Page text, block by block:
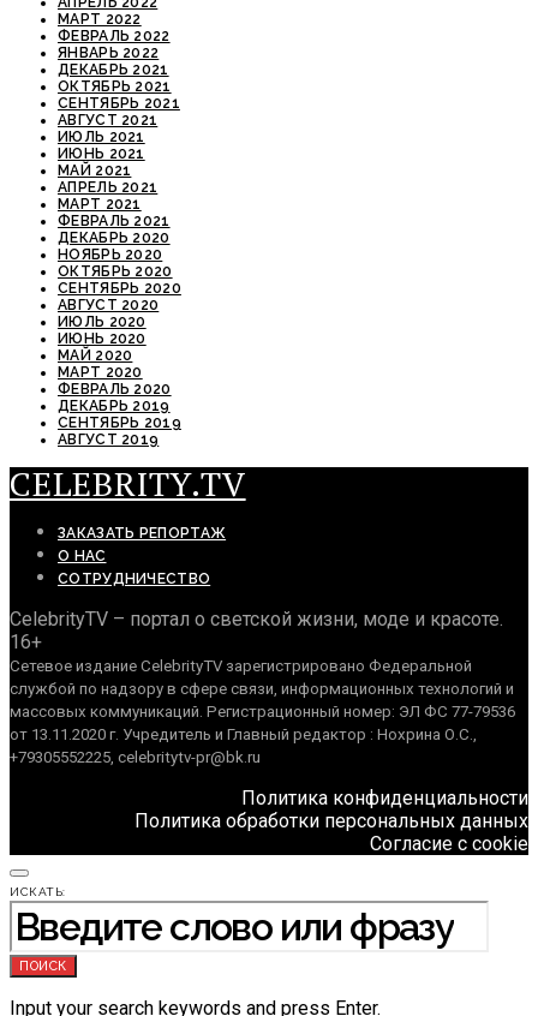
МАРТ 2022
ФЕВРАЛЬ 2022
ЯНВАРЬ 2022
ДЕКАБРЬ 2021
ОКТЯБРЬ 2021
СЕНТЯБРЬ 2021
АВГУСТ 2021
ИЮЛЬ 2021
ИЮНЬ 2021
МАЙ 2021
АПРЕЛЬ 2021
МАРТ 2021
ФЕВРАЛЬ 2021
ДЕКАБРЬ 2020
НОЯБРЬ 2020
ОКТЯБРЬ 2020
СЕНТЯБРЬ 2020
АВГУСТ 2020
ИЮЛЬ 2020
ИЮНЬ 2020
МАЙ 2020
МАРТ 2020
ФЕВРАЛЬ 2020
ДЕКАБРЬ 2019
СЕНТЯБРЬ 2019
АВГУСТ 2019
CELEBRITY.TV
ЗАКАЗАТЬ РЕПОРТАЖ
О НАС
СОТРУДНИЧЕСТВО
CelebrityTV – портал о светской жизни, моде и красоте.
16+
Сетевое издание CelebrityTV зарегистрировано Федеральной
службой по надзору в сфере связи, информационных технологий и
массовых коммуникаций. Регистрационный номер: ЭЛ ФС 77-79536
от 13.11.2020 г. Учредитель и Главный редактор : Нохрина О.С.,
+79305552225, celebritytv-pr@bk.ru
Политика конфиденциальности
Политика обработки персональных данных
Согласие с cookie
ИСКАТЬ:
ПОИСК
Input your search keywords and press Enter.